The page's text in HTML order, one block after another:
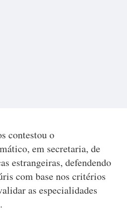
contestou o
em secretaria, de
estrangeiras, defendendo
com base nos critérios
as especialidades